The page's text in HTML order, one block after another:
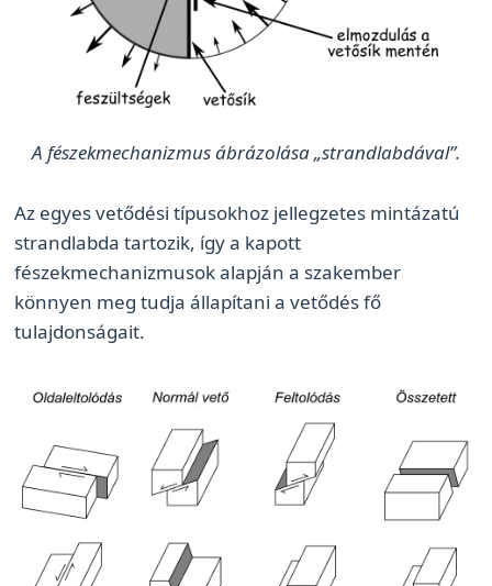
A fészekmechanizmus ábrázolása „strandlabdával”.
Az egyes vetődési típusokhoz jellegzetes mintázatú
strandlabda tartozik, így a kapott
fészekmechanizmusok alapján a szakember
könnyen meg tudja állapítani a vetődés fő
tulajdonságait.